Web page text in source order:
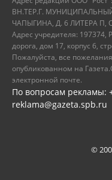
ВН.ТЕР.Г.
ЧАПЫГИНА, Д. 6 ЛИТЕРА П,
Адрес учредителя: 197374,
дорога, дом 17, корпус 6,
Пожалуйста, все
опубликованном на
электронной почте.
По вопросам рекламы:
reklama@gazeta.spb.ru
©